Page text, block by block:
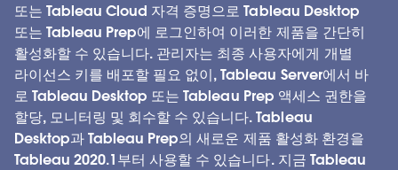
또는 Tableau Cloud 자격 증명으로 Tableau Desktop
또는 Tableau Prep에 로그인하여 이러한 제품을 간단히
활성화할 수 있습니다. 관리자는 최종 사용자에게 개별
라이선스 키를 배포할 필요 없이, Tableau Server에서 바
로 Tableau Desktop 또는 Tableau Prep 액세스 권한을
할당, 모니터링 및 회수할 수 있습니다. Tableau
Desktop과 Tableau Prep의 새로운 제품 활성화 환경을
Tableau 2020.1부터 사용할 수 있습니다. 지금 Tableau